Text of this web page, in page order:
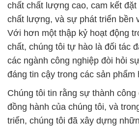
chất chất lượng cao, cam kết
chất lượng, và sự phát triển bền
Với hơn một thập kỷ hoạt động
chất, chúng tôi tự hào là đối tác
các ngành công nghiệp đòi hỏi
đáng tin cậy trong các sản phẩm
Chúng tôi tin rằng sự thành
đồng hành của chúng tôi, và
triển, chúng tôi đã xây dựng